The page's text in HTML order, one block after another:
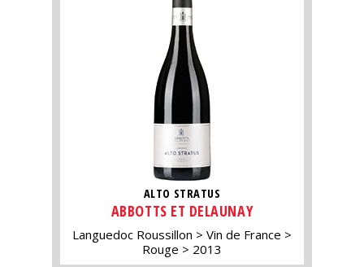
ALTO STRATUS
ABBOTTS ET DELAUNAY
Languedoc Roussillon
Vin de France
Rouge
2013